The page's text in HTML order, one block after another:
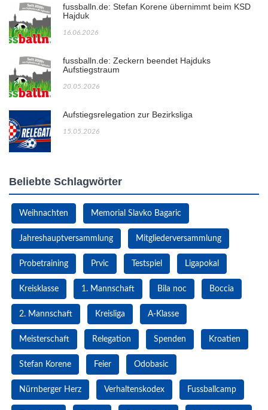
fussballn.de: Stefan Korene übernimmt beim KSD
Hajduk
16.06.2026
fussballn.de: Zeckern beendet Hajduks
Aufstiegstraum
20.05.2026
Aufstiegsrelegation zur Bezirksliga
15.05.2026
Beliebte Schlagwörter
Weihnachten Memorial Slavko Bagaric
Jahreshauptversammlung Mitgliederversammlung
Probetraining Prvic Testspiel Ligapokal
Kreisklasse 1. Mannschaft Bila noc Boccia
2. Mannschaft Kreisliga A-Klasse
Meisterschaft Relegation Spenden Kroatien
Stefan Korene Feier Odobasic
Nürnberger Herz Verhaltenskodex Fussballcamp